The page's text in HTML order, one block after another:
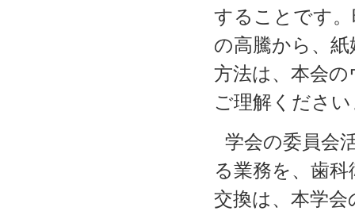
することです
の高騰から、
方法は、本会
ご理解くださ
学会の委員会
る業務を、歯
交換は、本学会